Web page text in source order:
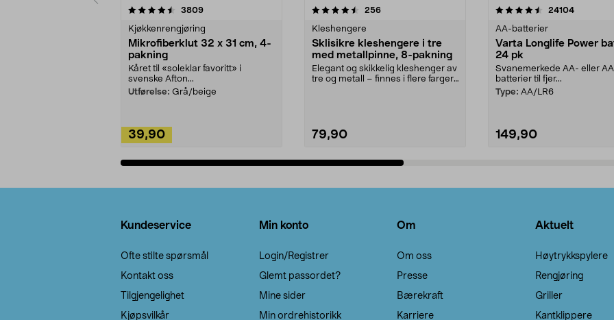
3809anmeldelser
Kjøkkenrengjøring
Mikrofiberklut 32 x 31 cm, 4-
pakning
Kåret til «soleklar favoritt» i
svenske Afton...
Utførelse: Grå/beige
39,90
4.5av 5 stjerner 256anmeldelser
Kleshengere
Sklisikre kleshengere i tre
med metallpinne, 8-pakning
Elegant og skikkelig kleshenger av
tre og metall – finnes i flere farger.
79,90
4.5av 5 stjerner 24104
AA-batterier
Varta Longlife Power
24 pk
Svanemerkede AA- eller
batterier til fjer...
Type: AA/LR6
149,90
4.5av 5 stjerner
Kundeservice
Ofte stilte spørsmål
Kontakt oss
Tilgjengelighet
Kjøpsvilkår
Min konto
Login/Registrer
Glemt passordet?
Mine sider
Min ordrehistorikk
Om
Om oss
Presse
Bærekraft
Karriere
Aktuelt
Høytrykkspylere
Rengjøring
Griller
Kantklippere